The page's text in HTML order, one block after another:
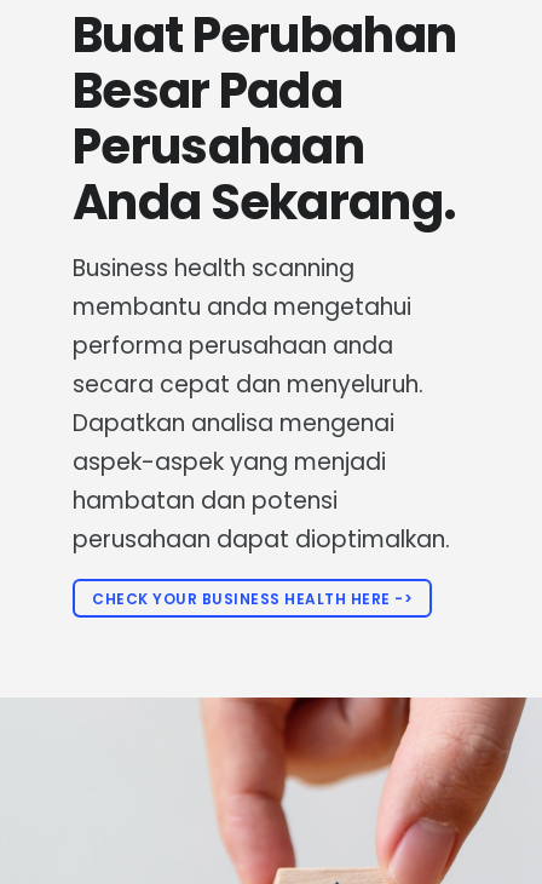
Buat Perubahan
Besar Pada
Perusahaan
Anda Sekarang.
Business health scanning
membantu anda mengetahui
performa perusahaan anda
secara cepat dan menyeluruh.
Dapatkan analisa mengenai
aspek-aspek yang menjadi
hambatan dan potensi
perusahaan dapat dioptimalkan.
CHECK YOUR BUSINESS HEALTH HERE ->